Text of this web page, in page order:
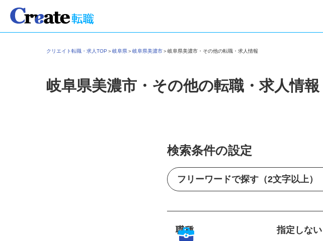
クリエイト転職・求人TOP＞岐阜県＞岐阜県美濃市＞岐阜県美濃市・その他の転職・求人情報
岐阜県美濃市・その他の転職・求人情報
検索条件の設定
職種 指定しない